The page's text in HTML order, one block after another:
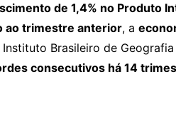
de 1,4% no Produto
ao trimestre anterior, a
Brasileiro de
consecutivos há 14